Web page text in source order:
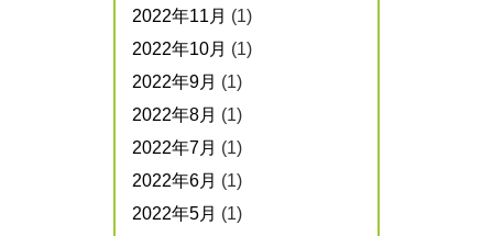
2022年11月 (1)
2022年10月 (1)
2022年9月 (1)
2022年8月 (1)
2022年7月 (1)
2022年6月 (1)
2022年5月 (1)